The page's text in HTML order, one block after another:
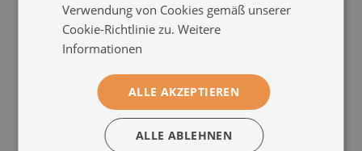
Küchenrückwand
spritzschutz
(#pk-196205557)
Größe von: 100x50 cm
124.99 €
131209137)
Größe von: 100x50 cm
Verwendung von Cookies gemäß unserer
Cookie-Richtlinie zu.Weitere
Informationen
ALLE AKZEPTIEREN
ALLE ABLEHNEN